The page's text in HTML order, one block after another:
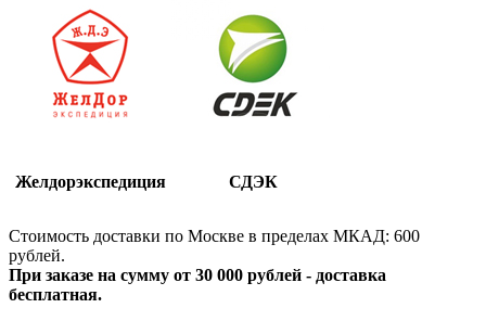
Желдорэкспедиция СДЭК
Стоимость доставки по Москве в пределах МКАД: 600
рублей.
При заказе на сумму от 30 000 рублей - доставка
бесплатная.